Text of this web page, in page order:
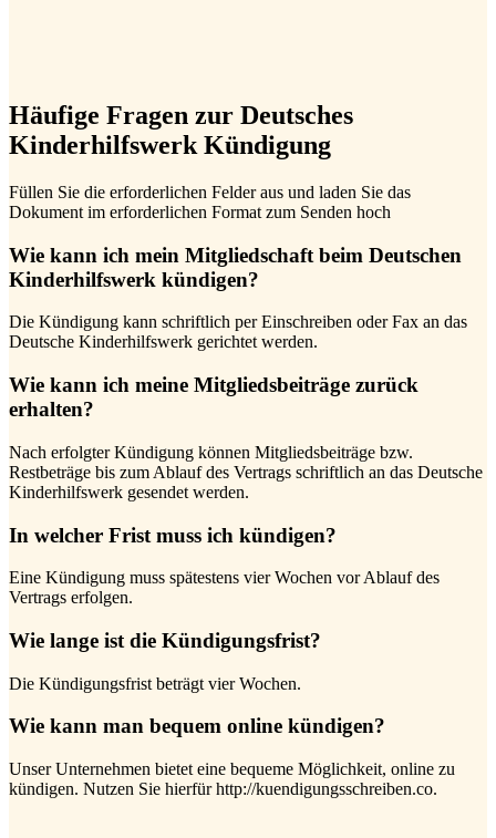
Häufige Fragen zur Deutsches
Kinderhilfswerk Kündigung
Füllen Sie die erforderlichen Felder aus und laden Sie das
Dokument im erforderlichen Format zum Senden hoch
Wie kann ich mein Mitgliedschaft beim Deutschen
Kinderhilfswerk kündigen?
Die Kündigung kann schriftlich per Einschreiben oder Fax an das
Deutsche Kinderhilfswerk gerichtet werden.
Wie kann ich meine Mitgliedsbeiträge zurück
erhalten?
Nach erfolgter Kündigung können Mitgliedsbeiträge bzw.
Restbeträge bis zum Ablauf des Vertrags schriftlich an das Deutsche
Kinderhilfswerk gesendet werden.
In welcher Frist muss ich kündigen?
Eine Kündigung muss spätestens vier Wochen vor Ablauf des
Vertrags erfolgen.
Wie lange ist die Kündigungsfrist?
Die Kündigungsfrist beträgt vier Wochen.
Wie kann man bequem online kündigen?
Unser Unternehmen bietet eine bequeme Möglichkeit, online zu
kündigen. Nutzen Sie hierfür http://kuendigungsschreiben.co.